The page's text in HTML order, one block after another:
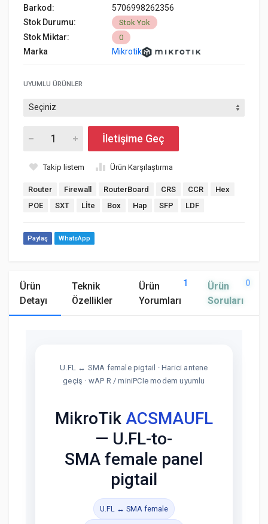
Barkod:
5706998262356
Stok Durumu:
Stok Yok
Stok Miktar: 0
Marka Mikrotik
UYUMLU ÜRÜNLER
İletişime Geç
Takip listem Ürün Karşılaştırma
Router Firewall RouterBoard CRS CCR
Hex
POE
SXT Lİte Box Hap SFP LDF
Paylaş WhatsApp
Ürün
Detayı
Teknik
Özellikler
Ürün
Yorumları
1
Ürün
Soruları
0
U.FL ↔ SMA female pigtail · Harici antene
geçiş · wAP R / miniPCIe modem uyumlu
MikroTik ACSMAUFL
— U.FL-to-
SMA female panel
pigtail
U.FL ↔ SMA female